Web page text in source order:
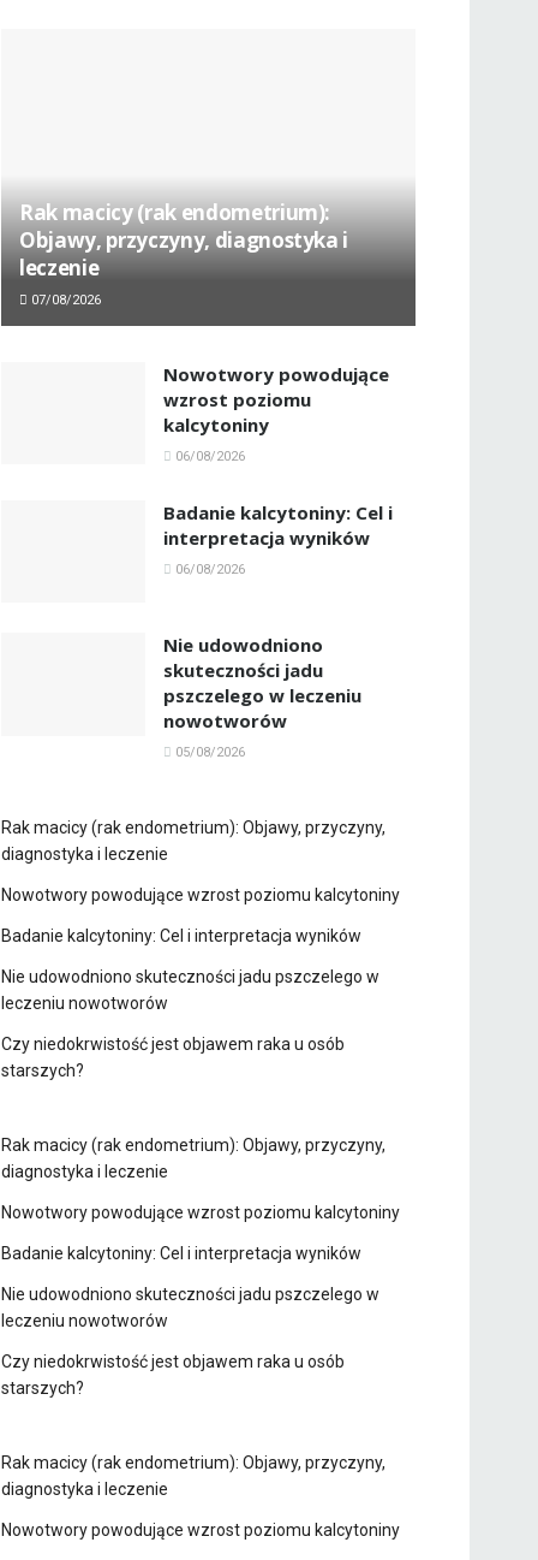
Rak macicy (rak endometrium):
Objawy, przyczyny, diagnostyka i
leczenie
07/08/2026
Nowotwory powodujące
wzrost poziomu
kalcytoniny
06/08/2026
Badanie kalcytoniny: Cel i
interpretacja wyników
06/08/2026
Nie udowodniono
skuteczności jadu
pszczelego w leczeniu
nowotworów
05/08/2026
Rak macicy (rak endometrium): Objawy, przyczyny,
diagnostyka i leczenie
Nowotwory powodujące wzrost poziomu kalcytoniny
Badanie kalcytoniny: Cel i interpretacja wyników
Nie udowodniono skuteczności jadu pszczelego w
leczeniu nowotworów
Czy niedokrwistość jest objawem raka u osób
starszych?
Rak macicy (rak endometrium): Objawy, przyczyny,
diagnostyka i leczenie
Nowotwory powodujące wzrost poziomu kalcytoniny
Badanie kalcytoniny: Cel i interpretacja wyników
Nie udowodniono skuteczności jadu pszczelego w
leczeniu nowotworów
Czy niedokrwistość jest objawem raka u osób
starszych?
Rak macicy (rak endometrium): Objawy, przyczyny,
diagnostyka i leczenie
Nowotwory powodujące wzrost poziomu kalcytoniny